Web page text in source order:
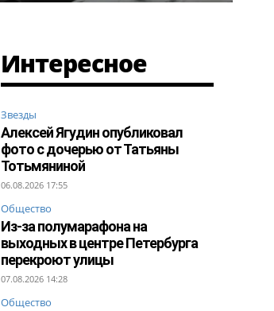
Интересное
Звезды
Алексей Ягудин опубликовал
фото с дочерью от Татьяны
Тотьмяниной
06.08.2026 17:55
Общество
Из-за полумарафона на
выходных в центре Петербурга
перекроют улицы
07.08.2026 14:28
Общество